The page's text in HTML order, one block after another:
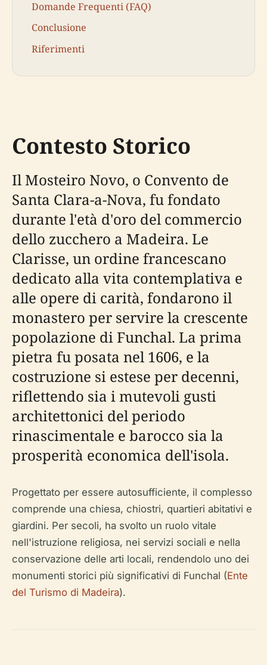
Domande Frequenti (FAQ)
Conclusione
Riferimenti
Contesto Storico
Il Mosteiro Novo, o Convento de
Santa Clara-a-Nova, fu fondato
durante l'età d'oro del commercio
dello zucchero a Madeira. Le
Clarisse, un ordine francescano
dedicato alla vita contemplativa e
alle opere di carità, fondarono il
monastero per servire la crescente
popolazione di Funchal. La prima
pietra fu posata nel 1606, e la
costruzione si estese per decenni,
riflettendo sia i mutevoli gusti
architettonici del periodo
rinascimentale e barocco sia la
prosperità economica dell'isola.
Progettato per essere autosufficiente, il complesso
comprende una chiesa, chiostri, quartieri abitativi e
giardini. Per secoli, ha svolto un ruolo vitale
nell'istruzione religiosa, nei servizi sociali e nella
conservazione delle arti locali, rendendolo uno dei
monumenti storici più significativi di Funchal (Ente
del Turismo di Madeira).